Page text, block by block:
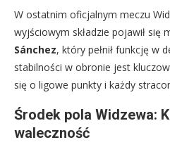
W ostatnim oficjalnym meczu
wyjściowym składzie pojawił się
Sánchez, który pełnił funkcję w
stabilności w obronie jest
się o ligowe punkty i każdy
Środek pola Widzewa:
waleczność